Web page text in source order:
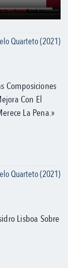
Quarteto (2021)
Composiciones
Con El
La Pena.»
Quarteto (2021)
Lisboa Sobre